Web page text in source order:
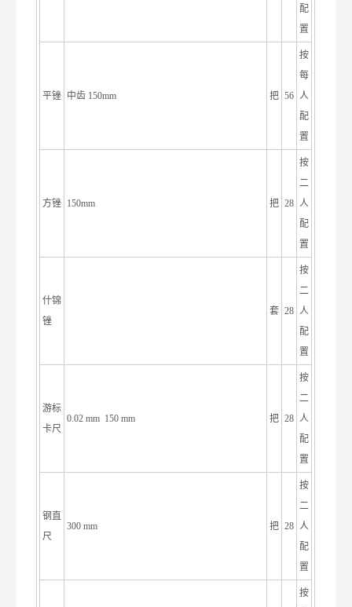
配
置
平锉 中齿 150mm 把 56
按
每
人
配
置
方锉 150mm 把 28
按
二
人
配
置
什锦
锉
套 28
按
二
人
配
置
游标
卡尺
0.02 mm 150 mm 把 28
按
二
人
配
置
钢直
尺
300 mm 把 28
按
二
人
配
置
按